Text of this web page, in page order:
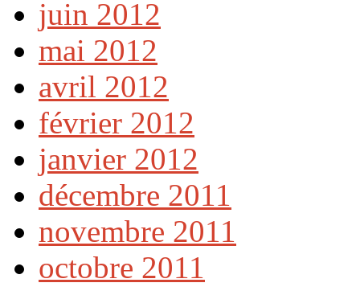
juin 2012
mai 2012
avril 2012
février 2012
janvier 2012
décembre 2011
novembre 2011
octobre 2011